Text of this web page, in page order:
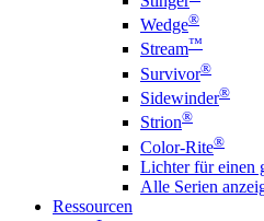
Wedge®
Stream™
Survivor®
Sidewinder®
Strion®
Color-Rite®
Lichter für einen
Alle Serien
Ressourcen